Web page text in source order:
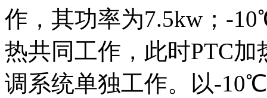
作，其功率为7.5kw；-
热共同工作，此时PTC
调系统单独工作。以-